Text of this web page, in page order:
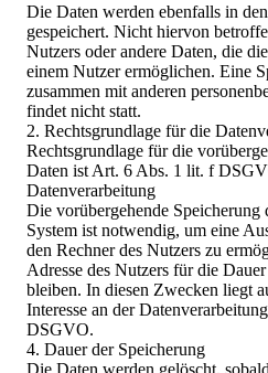
Die Daten werden ebenfalls in
gespeichert. Nicht hiervon
Nutzers oder andere Daten, die
einem Nutzer ermöglichen. Eine
zusammen mit anderen
findet nicht statt.
2. Rechtsgrundlage für die
Rechtsgrundlage für die
Daten ist Art. 6 Abs. 1 lit. f
Datenverarbeitung
Die vorübergehende Speicherung
System ist notwendig, um eine
den Rechner des Nutzers zu
Adresse des Nutzers für die
bleiben. In diesen Zwecken liegt
Interesse an der
DSGVO.
4. Dauer der Speicherung
Die Daten werden gelöscht,